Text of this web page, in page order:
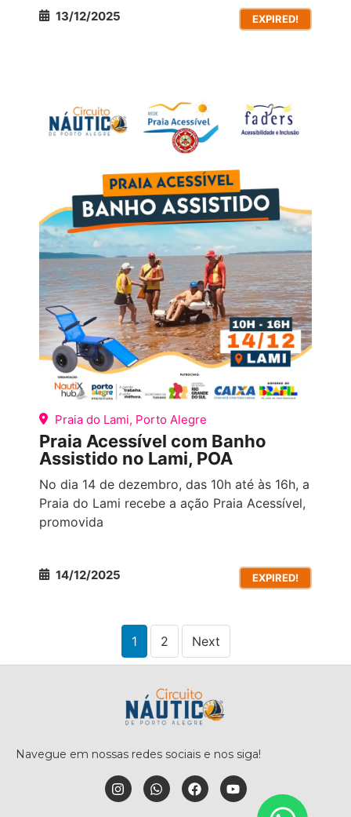
13/12/2025 EXPIRED!
Praia do Lami, Porto Alegre
Praia Acessível com Banho
Assistido no Lami, POA
No dia 14 de dezembro, das 10h até às 16h, a
Praia do Lami recebe a ação Praia Acessível,
promovida
14/12/2025 EXPIRED!
1 2 Next
Navegue em nossas redes sociais e nos siga!